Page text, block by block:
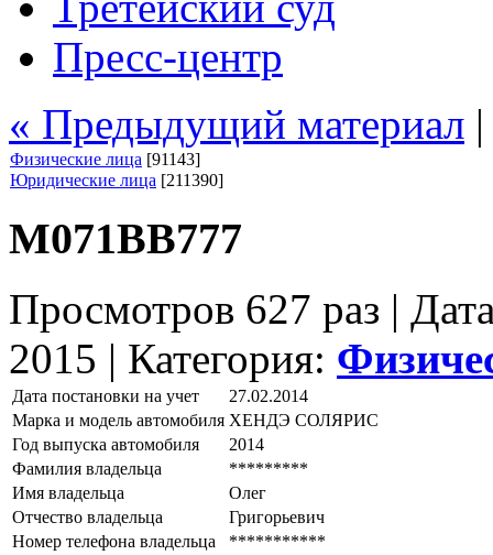
Пресс-центр
« Предыдущий материал
Физические лица [91143]
Юридические лица [211390]
М071ВВ777
Просмотров 627 раз |
2015 | Категория:
Дата постановки на учет
27.02.2014
Марка и модель автомобиля ХЕНДЭ СОЛЯРИС
Год выпуска автомобиля
2014
Фамилия владельца
*********
Имя владельца
Олег
Отчество владельца
Григорьевич
Номер телефона владельца
***********